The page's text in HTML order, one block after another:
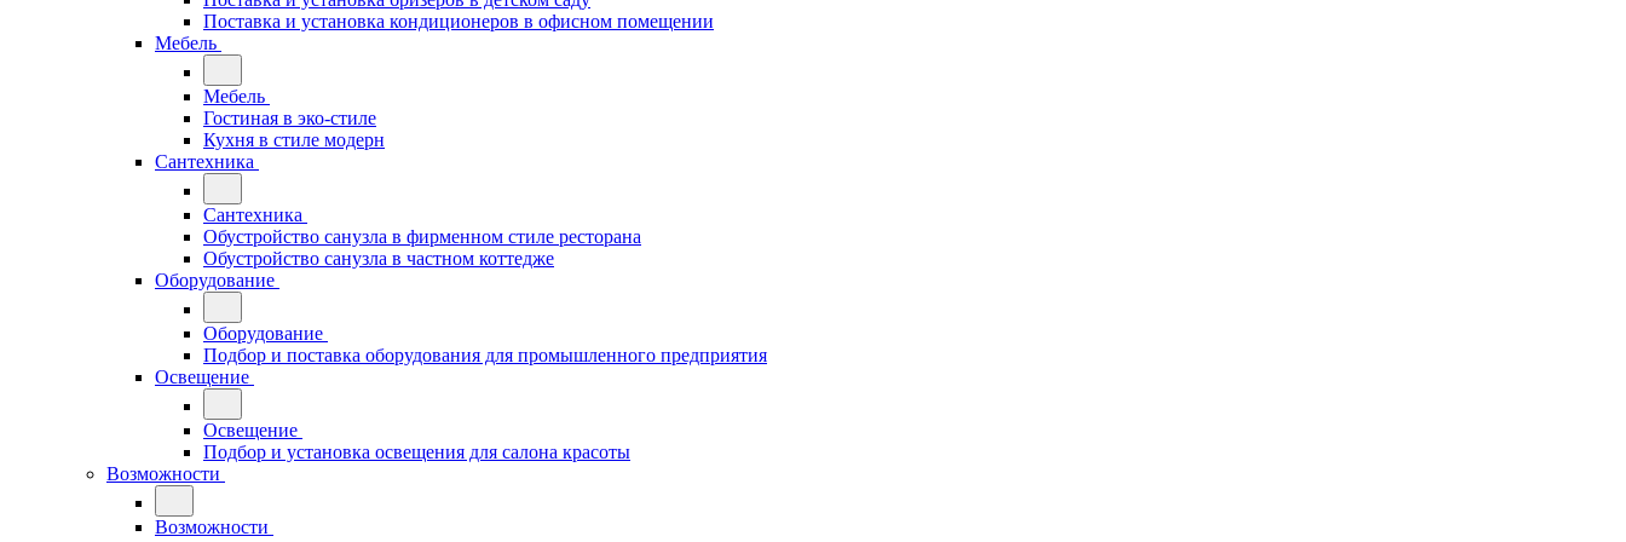
Поставка и установка кондиционеров в офисном помещении
Мебель
Мебель
Гостиная в эко-стиле
Кухня в стиле модерн
Сантехника
Сантехника
Обустройство санузла в фирменном стиле ресторана
Обустройство санузла в частном коттедже
Оборудование
Оборудование
Подбор и поставка оборудования для промышленного предприятия
Освещение
Освещение
Подбор и установка освещения для салона красоты
Возможности
Возможности